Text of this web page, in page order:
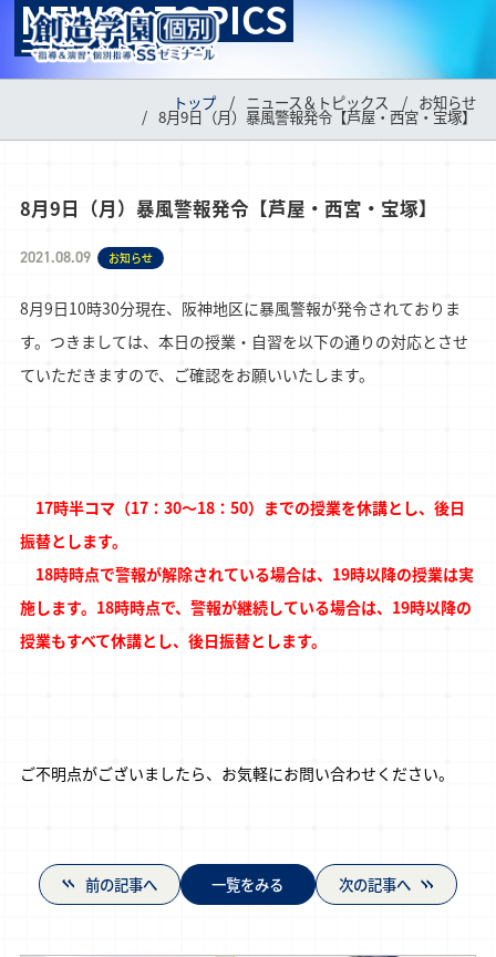
NEWS&TOPICS
ニュース＆トピックス
トップ ニュース＆トピックス お知らせ
8月9日（月）暴風警報発令【芦屋・西宮・宝塚】
8月9日（月）暴風警報発令【芦屋・西宮・宝塚】
2021.08.09 お知らせ
8月9日10時30分現在、阪神地区に暴風警報が発令されておりま
す。つきましては、本日の授業・自習を以下の通りの対応とさせ
ていただきますので、ご確認をお願いいたします。
17時半コマ（17：30～18：50）までの授業を休講とし、後日
振替とします。
18時時点で警報が解除されている場合は、19時以降の授業は実
施します。18時時点で、警報が継続している場合は、19時以降の
授業もすべて休講とし、後日振替とします。
ご不明点がございましたら、お気軽にお問い合わせください。
前の記事へ 一覧をみる 次の記事へ